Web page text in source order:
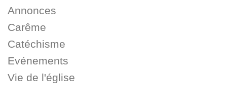
Annonces
Carême
Catéchisme
Evénements
Vie de l'église